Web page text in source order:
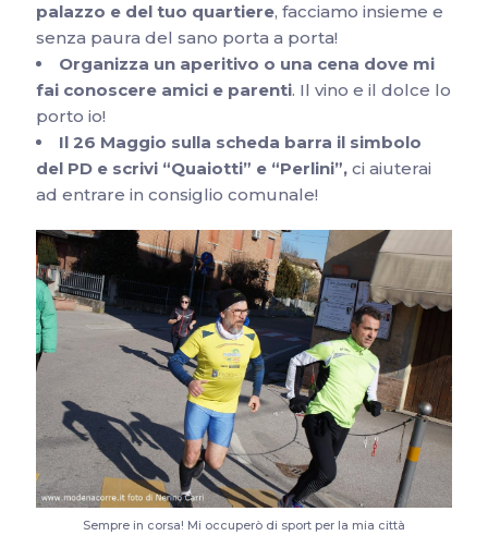
palazzo e del tuo quartiere, facciamo insieme e
senza paura del sano porta a porta!
Organizza un aperitivo o una cena dove mi
fai conoscere amici e parenti. Il vino e il dolce lo
porto io!
Il 26 Maggio sulla scheda barra il simbolo
del PD e scrivi “Quaiotti” e “Perlini”, ci aiuterai
ad entrare in consiglio comunale!
Sempre in corsa! Mi occuperò di sport per la mia città